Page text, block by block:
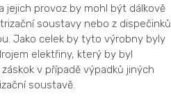
jejich provoz by mohl být dálkově
soustavy nebo z dispečinků
Jako celek by tyto výrobny byly
elektřiny, který by byl
v případě výpadků jiných
soustavě.